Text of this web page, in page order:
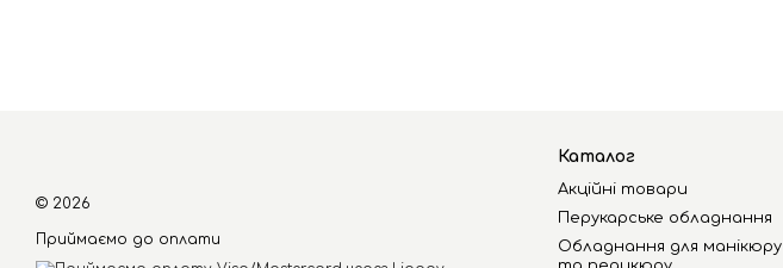
© 2026
Приймаємо до оплати
Каталог
Акційні товари
Перукарське обладнання
Обладнання для манікюру